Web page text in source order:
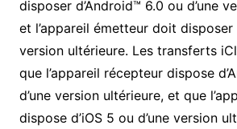
disposer d’Android™ 6.0 ou d’une
et l’appareil émetteur doit disposer
version ultérieure. Les transferts
que l’appareil récepteur dispose
d’une version ultérieure, et que
dispose d’iOS 5 ou d’une version